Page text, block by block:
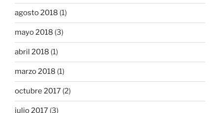
agosto 2018 (1)
mayo 2018 (3)
abril 2018 (1)
marzo 2018 (1)
octubre 2017 (2)
julio 2017 (3)